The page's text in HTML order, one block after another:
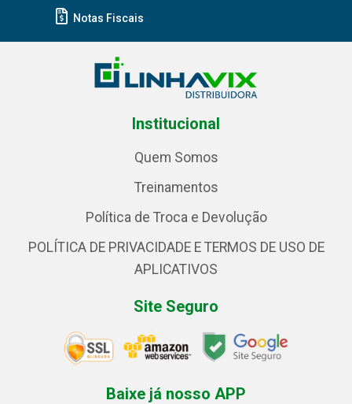
Notas Fiscais
Institucional
Quem Somos
Treinamentos
Política de Troca e Devolução
POLÍTICA DE PRIVACIDADE E TERMOS DE USO DE
APLICATIVOS
Site Seguro
Baixe já nosso APP